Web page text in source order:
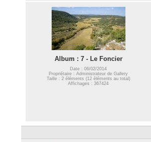
Album : 7 - Le Foncier
Date : 06/02/2014
Propriétaire : Administrateur de Gallery
Taille : 2 éléments (12 éléments au total)
Affichages : 367424